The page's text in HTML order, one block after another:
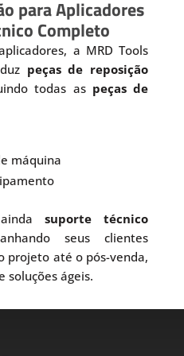
para Aplicadores
Completo
a MRD Tools
peças de reposição
todas as peças de
máquina
suporte técnico
seus clientes
projeto até o pós-venda,
soluções ágeis.